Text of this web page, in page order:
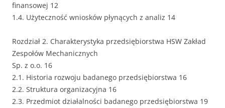
finansowej 12
1.4. Użyteczność wniosków płynących z analiz 14
Rozdział 2. Charakterystyka przedsiębiorstwa HSW Zakład
Zespołów Mechanicznych
Sp. z o.o. 16
2.1. Historia rozwoju badanego przedsiębiorstwa 16
2.2. Struktura organizacyjna 16
2.3. Przedmiot działalności badanego przedsiębiorstwa 19